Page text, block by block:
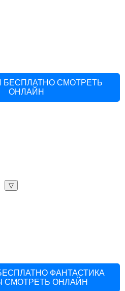
БЕСПЛАТНО СМОТРЕТЬ
ОНЛАЙН
▽
ФАНТАСТИКА
СМОТРЕТЬ ОНЛАЙН